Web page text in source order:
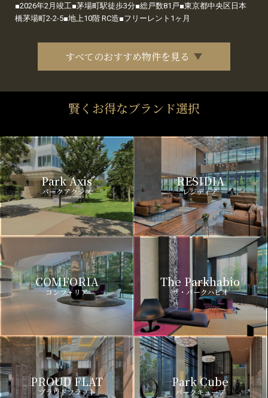
■2026年2月竣工■茅場町駅徒歩3分■総戸数81戸■東京都中央区日本
橋茅場町2-2-5■地上10階 RC造■フリーレント1ヶ月
すべてのおすすめ物件を見る
賢くお得なブランド選択
Park Axis
パークアクシス
RESIDIA
レジディア
COMFORIA
コンフォリア
The Parkhabio
ザ・パークハビオ
PROUD FLAT
プラウドフラット
Park Cube
パークキューブ